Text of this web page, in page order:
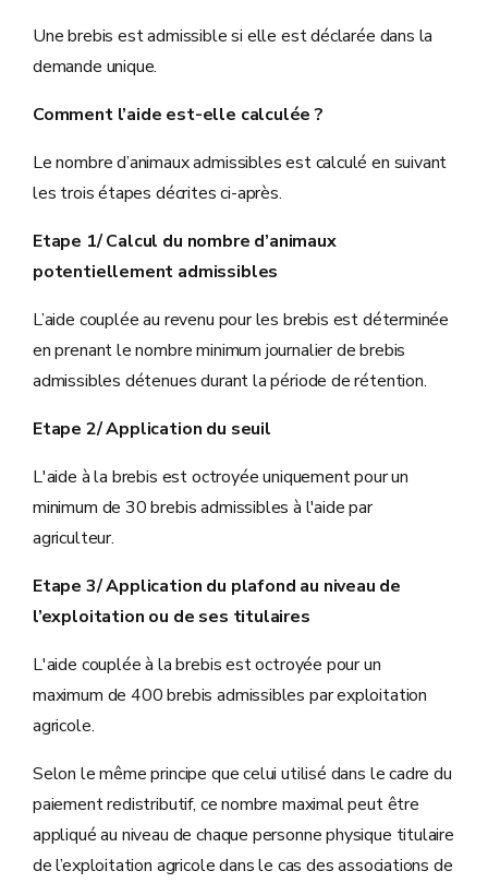
Une brebis est admissible si elle est déclarée dans la
demande unique.
Comment l’aide est-elle calculée ?
Le nombre d’animaux admissibles est calculé en suivant
les trois étapes décrites ci-après.
Etape 1/ Calcul du nombre d’animaux
potentiellement admissibles
L’aide couplée au revenu pour les brebis est déterminée
en prenant le nombre minimum journalier de brebis
admissibles détenues durant la période de rétention.
Etape 2/ Application du seuil
L'aide à la brebis est octroyée uniquement pour un
minimum de 30 brebis admissibles à l'aide par
agriculteur.
Etape 3/ Application du plafond au niveau de
l’exploitation ou de ses titulaires
L'aide couplée à la brebis est octroyée pour un
maximum de 400 brebis admissibles par exploitation
agricole.
Selon le même principe que celui utilisé dans le cadre du
paiement redistributif, ce nombre maximal peut être
appliqué au niveau de chaque personne physique titulaire
de l’exploitation agricole dans le cas des associations de